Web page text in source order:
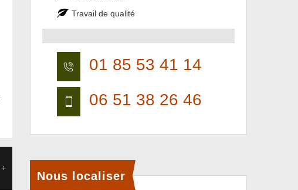
Travail de qualité
01 85 53 41 14
06 51 38 26 46
Nous localiser